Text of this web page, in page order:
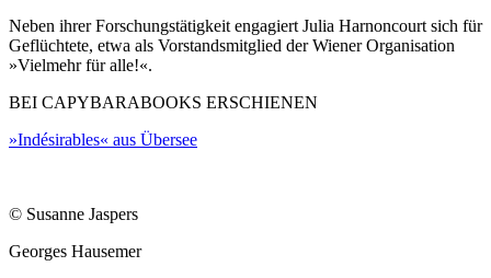
Neben ihrer Forschungstätigkeit engagiert Julia Harnoncourt sich für
Geflüchtete, etwa als Vorstandsmitglied der Wiener Organisation
»Vielmehr für alle!«.
BEI CAPYBARABOOKS ERSCHIENEN
»Indésirables« aus Übersee
© Susanne Jaspers
Georges Hausemer